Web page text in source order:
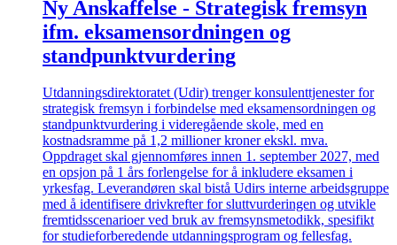
Ny Anskaffelse - Strategisk fremsyn
ifm. eksamensordningen og
standpunktvurdering
Utdanningsdirektoratet (Udir) trenger konsulenttjenester for
strategisk fremsyn i forbindelse med eksamensordningen og
standpunktvurdering i videregående skole, med en
kostnadsramme på 1,2 millioner kroner ekskl. mva.
Oppdraget skal gjennomføres innen 1. september 2027, med
en opsjon på 1 års forlengelse for å inkludere eksamen i
yrkesfag. Leverandøren skal bistå Udirs interne arbeidsgruppe
med å identifisere drivkrefter for sluttvurderingen og utvikle
fremtidsscenarioer ved bruk av fremsynsmetodikk, spesifikt
for studieforberedende utdanningsprogram og fellesfag.